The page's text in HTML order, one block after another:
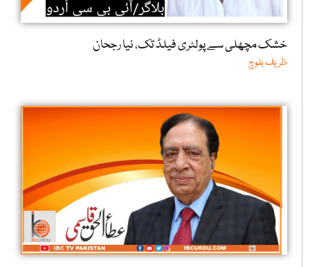
خشک مچھلی سے پولٹری فیلڈ تک، نیا رجحان
ظریف بلوچ